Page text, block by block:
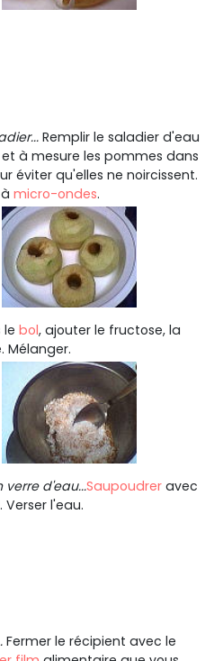
Remplir le saladier d'eau
à mesure les pommes dans
éviter qu'elles ne noircissent.
micro-ondes.
le bol, ajouter le fructose, la
Mélanger.
verre d'eau...Saupoudrer avec
l'eau.
Fermer le récipient avec le